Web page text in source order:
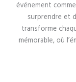
événement
surprendre et
transforme
mémorable, où